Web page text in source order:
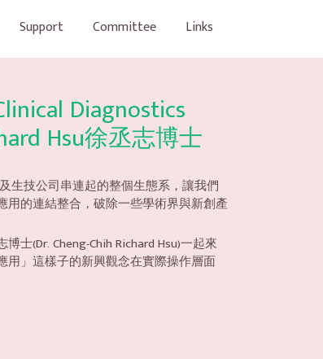
Support Committee Links
Diagnostics
Hsu徐丞志博士
生技公司串連起的整個生態系，讓我們
的連結整合，破除一些學術界與新創產
(Dr. Cheng-Chih Richard Hsu)一起來
」這樣子的新興觀念在實際操作層面